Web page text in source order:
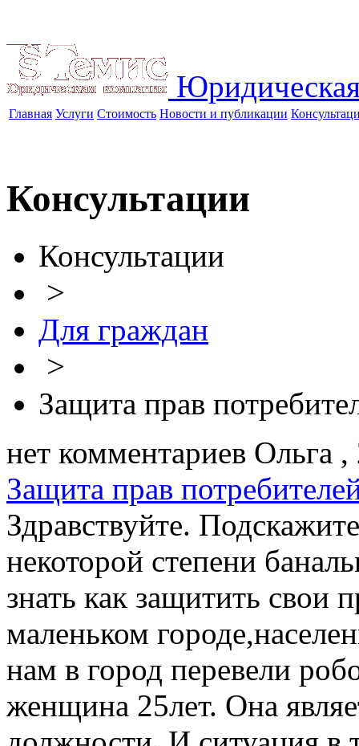
Главная Услуги Стоимость Новости и публикации
Консультации
Консультации
>
Для граждан
>
Защита прав
нет комментариев Ольга
Защита прав
Здравствуйте.
некоторой степени
знать как защитить свои
маленьком
нам в город перевели
женщина 25лет. Она